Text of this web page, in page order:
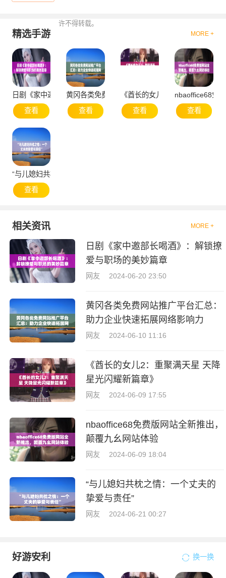
许不得转载。
精选手游 MORE +
日剧《家中邀部长喝酒》：解锁撩爱与职场的美妙篇章
查看
黄冈各类免费网站推广平台汇总：助力企业快速拓
查看
《酋长的女儿2：重聚满天星 天
查看
nbaoffice68免
查看
“与儿媳妇共枕之情：一个丈夫的挚爱与责任”
查看
相关资讯 MORE +
日剧《家中邀部长喝酒》：解锁撩
爱与职场的美妙篇章
网友 2024-06-20 23:50
黄冈各类免费网站推广平台汇总：
助力企业快速拓展网络影响力
网友 2024-06-10 11:16
《酋长的女儿2：重聚满天星 天降
星光闪耀新篇章》
网友 2024-06-09 17:55
nbaoffice68免费版网站全新推出，
颠覆九幺网站体验
网友 2024-06-09 18:04
“与儿媳妇共枕之情：一个丈夫的
挚爱与责任”
网友 2024-06-21 00:27
好游安利 换一换